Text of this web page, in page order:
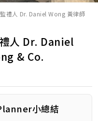
禮人 Dr. Daniel Wong 黃律師
人 Dr. Daniel
& Co.
小總結